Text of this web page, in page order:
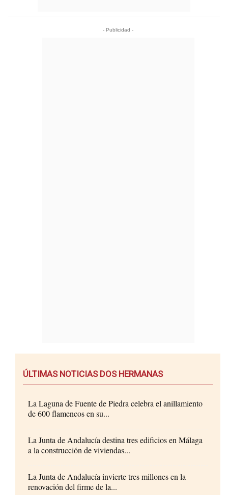
- Publicidad -
ÚLTIMAS NOTICIAS DOS HERMANAS
La Laguna de Fuente de Piedra celebra el anillamiento
de 600 flamencos en su...
La Junta de Andalucía destina tres edificios en Málaga
a la construcción de viviendas...
La Junta de Andalucía invierte tres millones en la
renovación del firme de la...